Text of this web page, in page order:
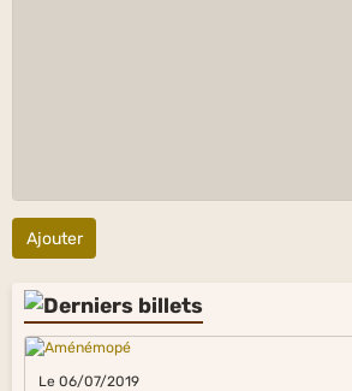
Ajouter
Le 06/07/2019